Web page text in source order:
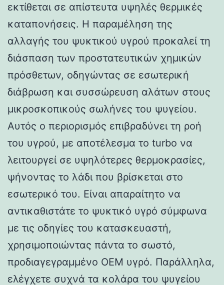
εκτίθεται σε απίστευτα υψηλές θερμικές
καταπονήσεις. Η παραμέληση της
αλλαγής του ψυκτικού υγρού προκαλεί τη
διάσπαση των προστατευτικών χημικών
πρόσθετων, οδηγώντας σε εσωτερική
διάβρωση και συσσώρευση αλάτων στους
μικροσκοπικούς σωλήνες του ψυγείου.
Αυτός ο περιορισμός επιβραδύνει τη ροή
του υγρού, με αποτέλεσμα το turbo να
λειτουργεί σε υψηλότερες θερμοκρασίες,
ψήνοντας το λάδι που βρίσκεται στο
εσωτερικό του. Είναι απαραίτητο να
αντικαθιστάτε το ψυκτικό υγρό σύμφωνα
με τις οδηγίες του κατασκευαστή,
χρησιμοποιώντας πάντα το σωστό,
προδιαγεγραμμένο OEM υγρό. Παράλληλα,
ελέγχετε συχνά τα κολάρα του ψυγείου